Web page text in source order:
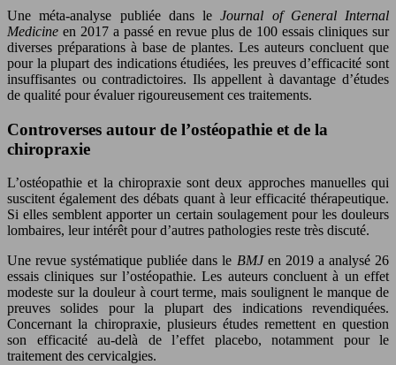
Une méta-analyse publiée dans leJournal of General Internal
Medicine en 2017 a passé en revue plus de 100 essais cliniques sur
diverses préparations à base de plantes. Les auteurs concluent que
pour la plupart des indications étudiées, les preuves d’efficacité sont
insuffisantes ou contradictoires. Ils appellent à davantage d’études
de qualité pour évaluer rigoureusement ces traitements.
Controverses autour de l’ostéopathie et de la
chiropraxie
L’ostéopathie et la chiropraxie sont deux approches manuelles qui
suscitent également des débats quant à leur efficacité thérapeutique.
Si elles semblent apporter un certain soulagement pour les douleurs
lombaires, leur intérêt pour d’autres pathologies reste très discuté.
Une revue systématique publiée dans le BMJ en 2019 a analysé 26
essais cliniques sur l’ostéopathie. Les auteurs concluent à un effet
modeste sur la douleur à court terme, mais soulignent le manque de
preuves solides pour la plupart des indications revendiquées.
Concernant la chiropraxie, plusieurs études remettent en question
son efficacité au-delà de l’effet placebo, notamment pour le
traitement des cervicalgies.